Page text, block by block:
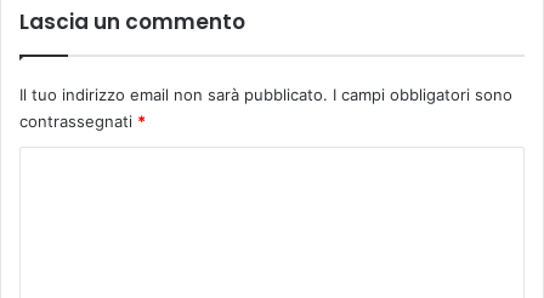
f
o
n
o
d
Lascia un commento
Il tuo indirizzo email non sarà pubblicato. I campi obbligatori sono
contrassegnati *